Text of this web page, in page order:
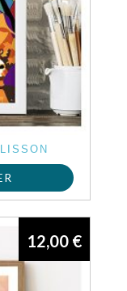
12,00 €